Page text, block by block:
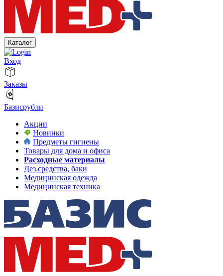
Каталог
Вход
Заказы
Базисрубли
Акции
Новинки
Предметы гигиены
Товары для дома и офиса
Расходные материалы
Дез.средства, баки
Медицинская одежда
Медицинская техника